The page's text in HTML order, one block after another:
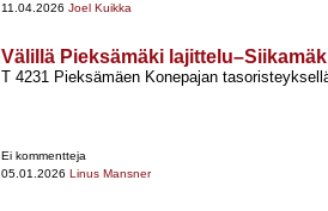
11.04.2026 Joel Kuikka
Välillä Pieksämäki
T 4231 Pieksämäen Konepajan
Ei kommentteja
05.01.2026 Linus Mansner